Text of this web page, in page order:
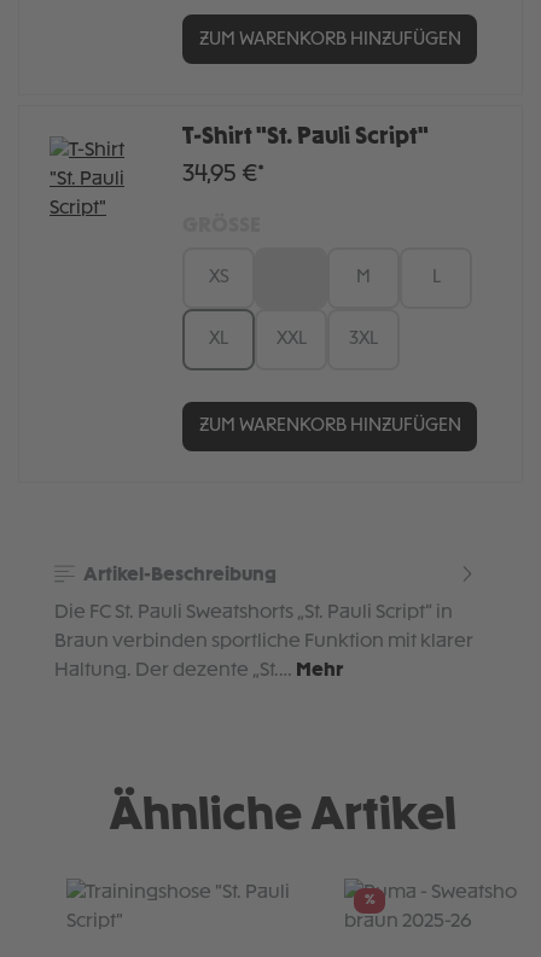
ZUM WARENKORB HINZUFÜGEN
T-Shirt "St. Pauli Script"
34,95 €*
XS M L
XL XXL 3XL
ZUM WARENKORB HINZUFÜGEN
Artikel-Beschreibung
Die FC St. Pauli Sweatshorts „St. Pauli Script“ in
Braun verbinden sportliche Funktion mit klarer
Haltung. Der dezente „St.… Mehr
Ähnliche Artikel
Produktgalerie überspringen %